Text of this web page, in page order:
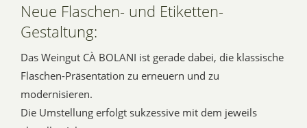
Neue Flaschen- und Etiketten-
Gestaltung:
Das Weingut CÀ BOLANI ist gerade dabei, die klassische
Flaschen-Präsentation zu erneuern und zu
modernisieren.
Die Umstellung erfolgt sukzessive mit dem jeweils